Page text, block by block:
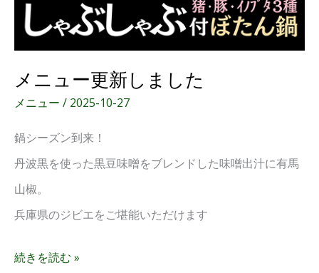
メニュー更新しました
メニュー / 2025-10-27
鍋シーズン到来！
丹波黒を使った黒豆味噌をブレンドした味噌出汁に有馬
山椒。
兵庫県のジビエをご堪能いただけます
ュ
ま
し
た
続きを読む »